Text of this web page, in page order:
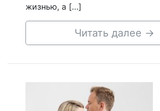
жизнью, а […]
Читать далее →